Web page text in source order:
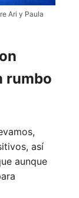
Ari y Paula
rumbo
así
aunque